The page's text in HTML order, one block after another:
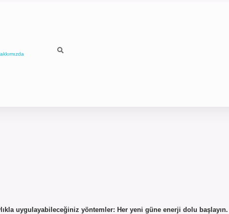
uygulayabileceğiniz yöntemler: Her yeni güne enerji dolu başlayın.